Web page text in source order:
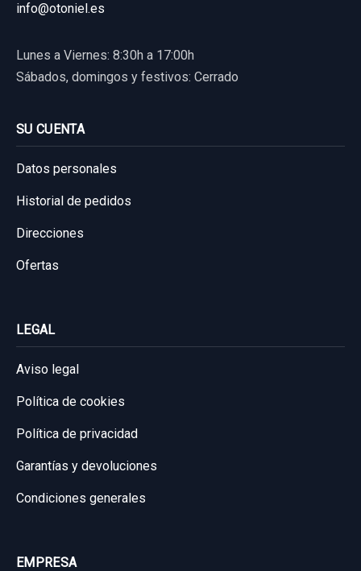
info@otoniel.es
Lunes a Viernes: 8:30h a 17:00h
Sábados, domingos y festivos: Cerrado
SU CUENTA
Datos personales
Historial de pedidos
Direcciones
Ofertas
LEGAL
Aviso legal
Política de cookies
Política de privacidad
Garantías y devoluciones
Condiciones generales
EMPRESA